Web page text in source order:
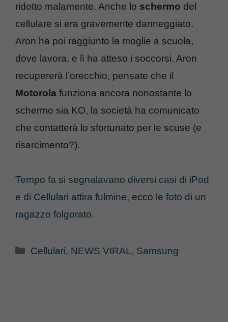
ridotto malamente. Anche lo schermo del
cellulare si era gravemente danneggiato.
Aron ha poi raggiunto la moglie a scuola,
dove lavora, e lì ha atteso i soccorsi. Aron
recupererà l’orecchio, pensate che il
Motorola funziona ancora nonostante lo
schermo sia KO, la società ha comunicato
che contatterà lo sfortunato per le scuse (e
risarcimento?).
Tempo fa si segnalavano diversi casi di iPod
e di Cellulari attira fulmine, ecco le foto di un
ragazzo folgorato.
Categorie
Cellulari, NEWS VIRAL, Samsung